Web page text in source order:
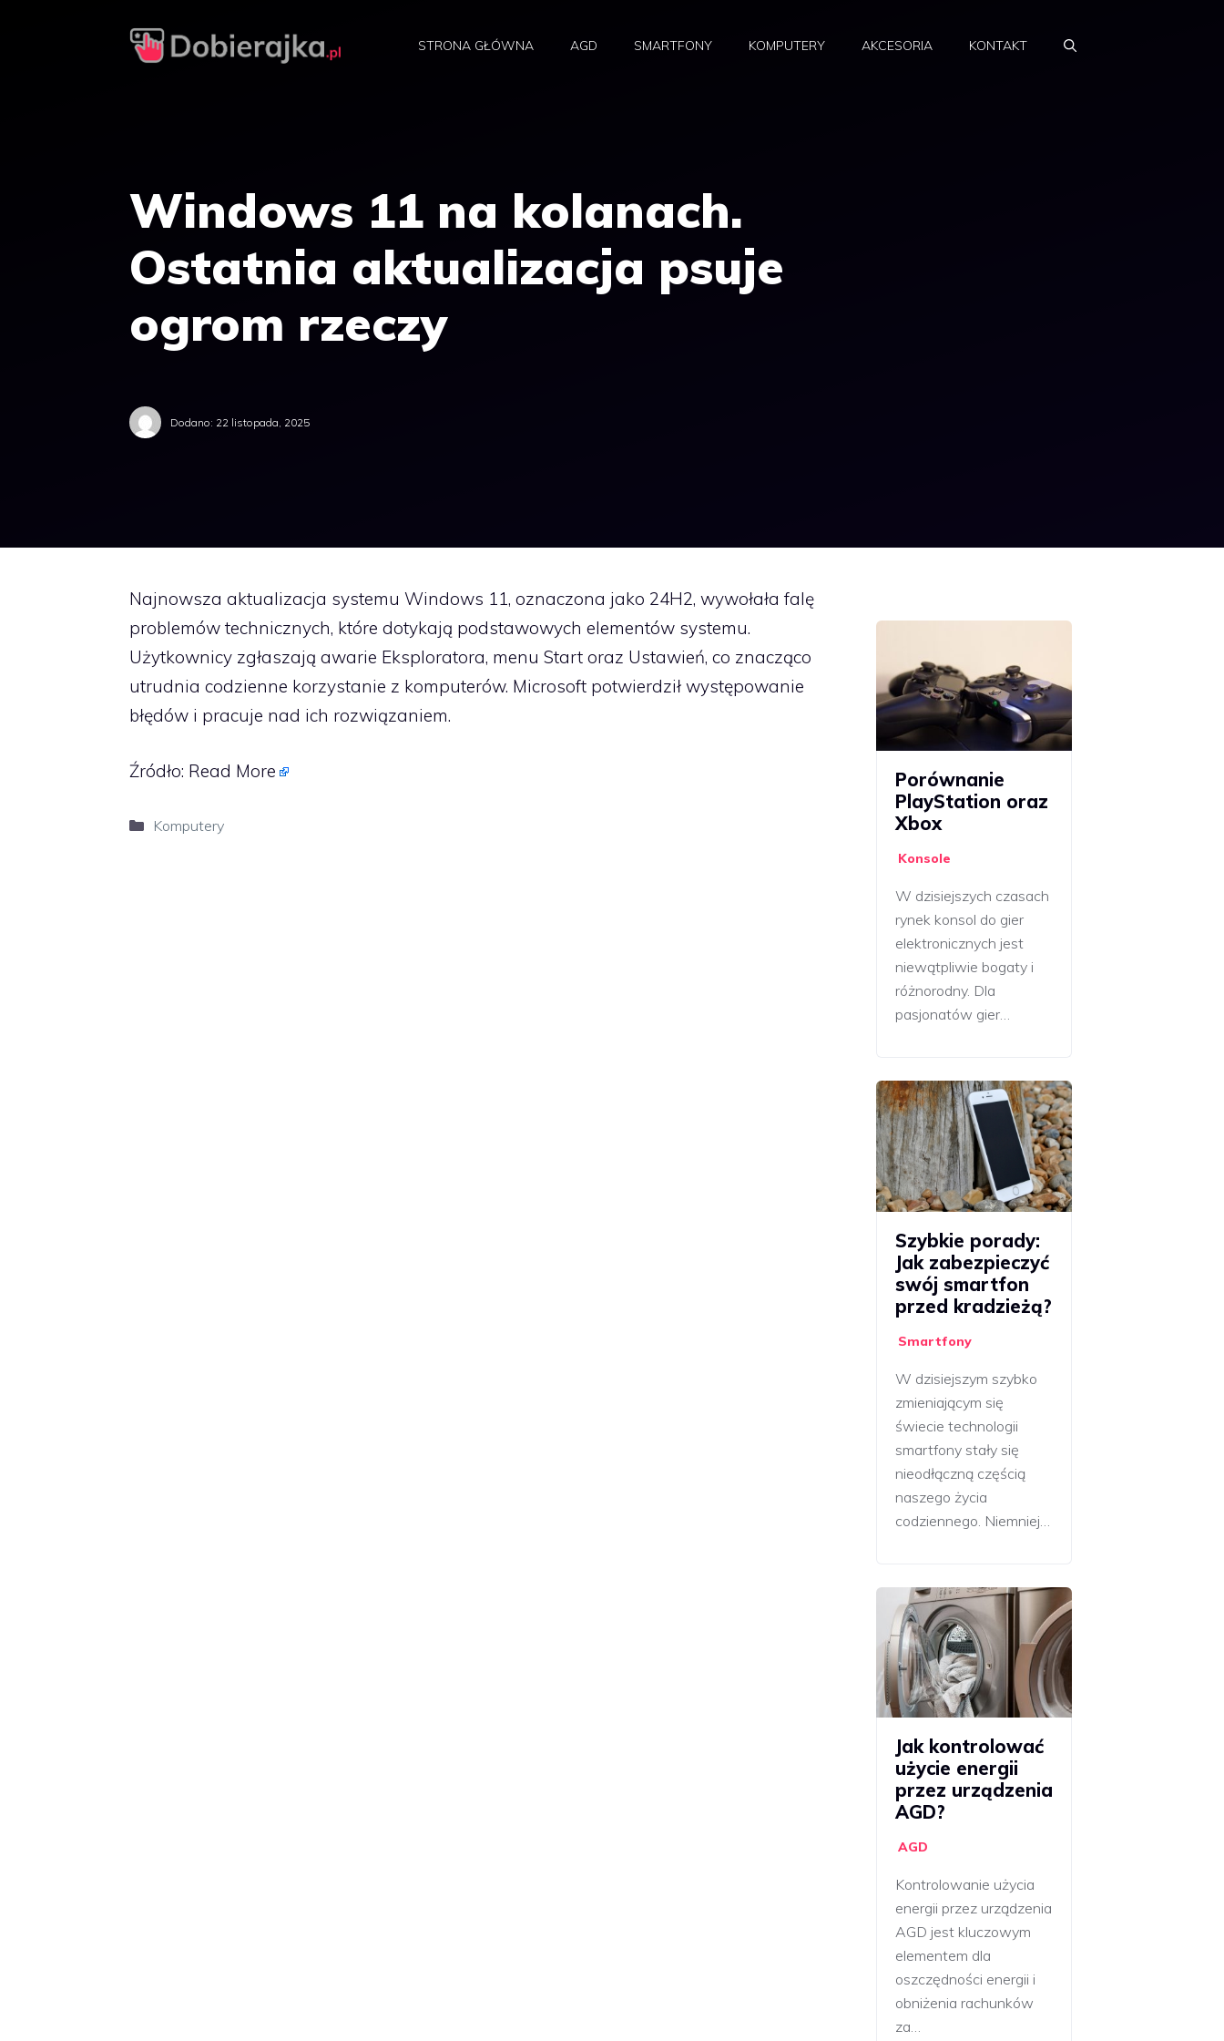
STRONA GŁÓWNA AGD SMARTFONY KOMPUTERY AKCESORIA KONTAKT
Windows 11 na kolanach.
Ostatnia aktualizacja psuje
ogrom rzeczy
Dodano: 22 listopada, 2025
Najnowsza aktualizacja systemu Windows 11, oznaczona jako 24H2, wywołała falę
problemów technicznych, które dotykają podstawowych elementów systemu.
Użytkownicy zgłaszają awarie Eksploratora, menu Start oraz Ustawień, co znacząco
utrudnia codzienne korzystanie z komputerów. Microsoft potwierdził występowanie
błędów i pracuje nad ich rozwiązaniem.
Źródło: Read More
Kategorie
Komputery
Porównanie
PlayStation oraz
Xbox
Konsole
W dzisiejszych czasach
rynek konsol do gier
elektronicznych jest
niewątpliwie bogaty i
różnorodny. Dla
pasjonatów gier…
Szybkie porady:
Jak zabezpieczyć
swój smartfon
przed kradzieżą?
Smartfony
W dzisiejszym szybko
zmieniającym się
świecie technologii
smartfony stały się
nieodłączną częścią
naszego życia
codziennego. Niemniej…
Jak kontrolować
użycie energii
przez urządzenia
AGD?
AGD
Kontrolowanie użycia
energii przez urządzenia
AGD jest kluczowym
elementem dla
oszczędności energii i
obniżenia rachunków
za…